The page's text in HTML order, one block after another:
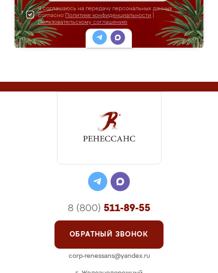
Я соглашаюсь на передачу персональных данных
согласно Политике конфиденциальности
Пользовательскому соглашению
8 (800) 511-89-55
ОБРАТНЫЙ ЗВОНОК
corp-renessans@yandex.ru